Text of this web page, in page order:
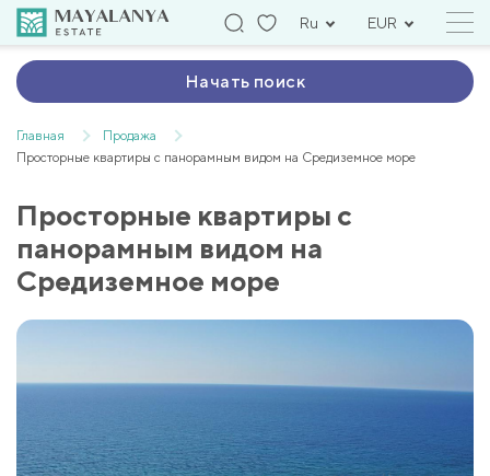
Ru EUR
Начать поиск
Главная
Продажа
Просторные квартиры с панорамным видом на Средиземное море
Просторные квартиры с
панорамным видом на
Средиземное море